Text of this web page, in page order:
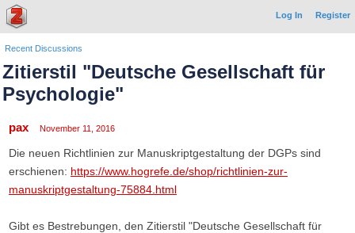
Log In Register
Recent Discussions
Zitierstil "Deutsche Gesellschaft für
Psychologie"
pax November 11, 2016
Die neuen Richtlinien zur Manuskriptgestaltung der DGPs sind
erschienen: https://www.hogrefe.de/shop/richtlinien-zur-
manuskriptgestaltung-75884.html
Gibt es Bestrebungen, den Zitierstil "Deutsche Gesellschaft für